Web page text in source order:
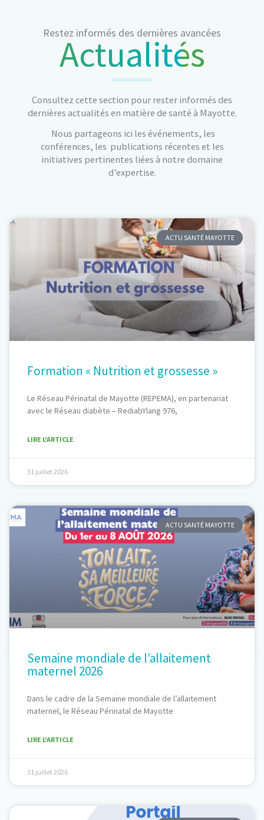
Restez informés des dernières avancées
Actualités
Consultez cette section pour rester informés des
dernières actualités en matière de santé à Mayotte.
Nous partageons ici les événements, les
conférences, les publications récentes et les
initiatives pertinentes liées à notre domaine
d’expertise.
ACTU SANTÉ MAYOTTE
Formation « Nutrition et grossesse »
Le Réseau Périnatal de Mayotte (REPEMA), en partenariat
avec le Réseau diabète – RediabYlang 976,
LIRE L'ARTICLE
31 juillet 2026
ACTU SANTÉ MAYOTTE
Semaine mondiale de l’allaitement
maternel 2026
Dans le cadre de la Semaine mondiale de l’allaitement
maternel, le Réseau Périnatal de Mayotte
LIRE L'ARTICLE
31 juillet 2026